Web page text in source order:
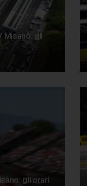
Misano: gli
gli orari